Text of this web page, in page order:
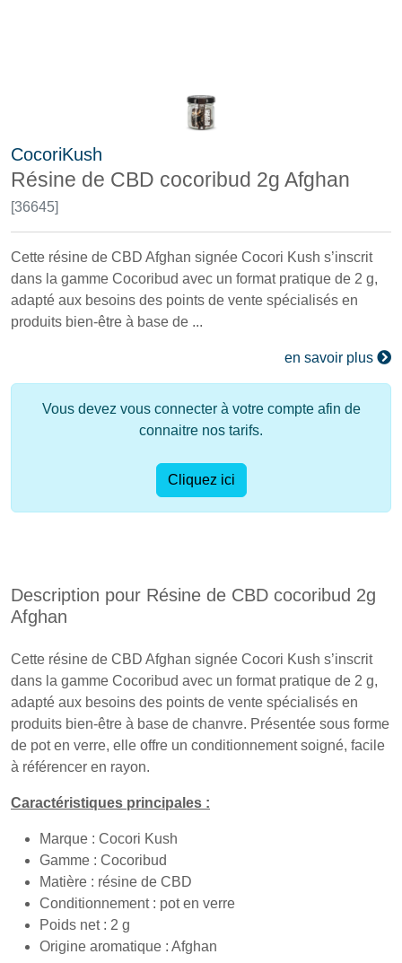
CocoriKush
Résine de CBD cocoribud 2g Afghan
[36645]
Cette résine de CBD Afghan signée Cocori Kush s’inscrit
dans la gamme Cocoribud avec un format pratique de 2 g,
adapté aux besoins des points de vente spécialisés en
produits bien-être à base de ...
en savoir plus
Vous devez vous connecter à votre compte afin de
connaitre nos tarifs.
Cliquez ici
Description pour Résine de CBD cocoribud 2g
Afghan
Cette résine de CBD Afghan signée Cocori Kush s’inscrit
dans la gamme Cocoribud avec un format pratique de 2 g,
adapté aux besoins des points de vente spécialisés en
produits bien-être à base de chanvre. Présentée sous forme
de pot en verre, elle offre un conditionnement soigné, facile
à référencer en rayon.
Caractéristiques principales :
Marque : Cocori Kush
Gamme : Cocoribud
Matière : résine de CBD
Conditionnement : pot en verre
Poids net : 2 g
Origine aromatique : Afghan